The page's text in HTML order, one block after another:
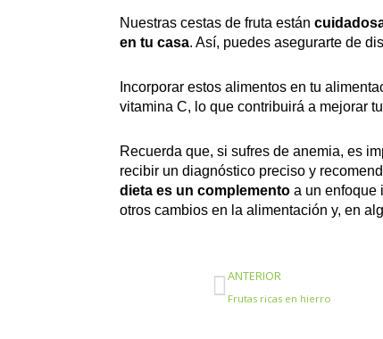
Nuestras cestas de fruta están
en tu casa. Así, puedes asegurarte de
Incorporar estos alimentos en tu
vitamina C, lo que contribuirá a mejorar
Recuerda que, si sufres de anemia, es
recibir un diagnóstico preciso y
dieta es un complementoa un enfoque
otros cambios en la alimentación y, en
Ant
ANTERIOR
Frutas ricas en hierro